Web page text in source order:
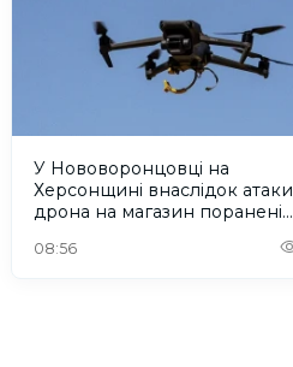
У Нововоронцовці на
Херсонщині внаслідок атаки
дрона на магазин поранені
08:56